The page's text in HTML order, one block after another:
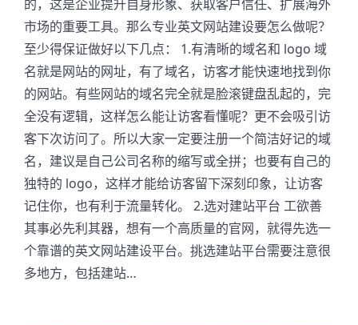
的，这是企业提升自身形象、获取客户信任、扩展海外
市场的重要工具。那么专业英文网站建设要怎么做呢？
至少得保证做好以下几点： 1.有清晰的域名和 logo 域
名就是网站的网址，有了域名，访客才能快速地找到你
的网站。有些网站的域名完全就是脸滚键盘乱起的，完
全没有逻辑，这样怎么能让访客看懂呢？更不会吸引访
客下次访问了。所以大家一定要注册一个简洁好记的域
名，建议是自己公司名称的缩写或全拼；也要有自己的
独特的 logo，这样才能给访客留下深刻印象，让访客
记住你，也有利于流量转化。 2.选对建站平台 工欲善
其事必先利其器，想有一个高质量的官网，就得先选一
个靠谱的英文网站建设平台。挑选建站平台需要注意很
多地方，包括建站…